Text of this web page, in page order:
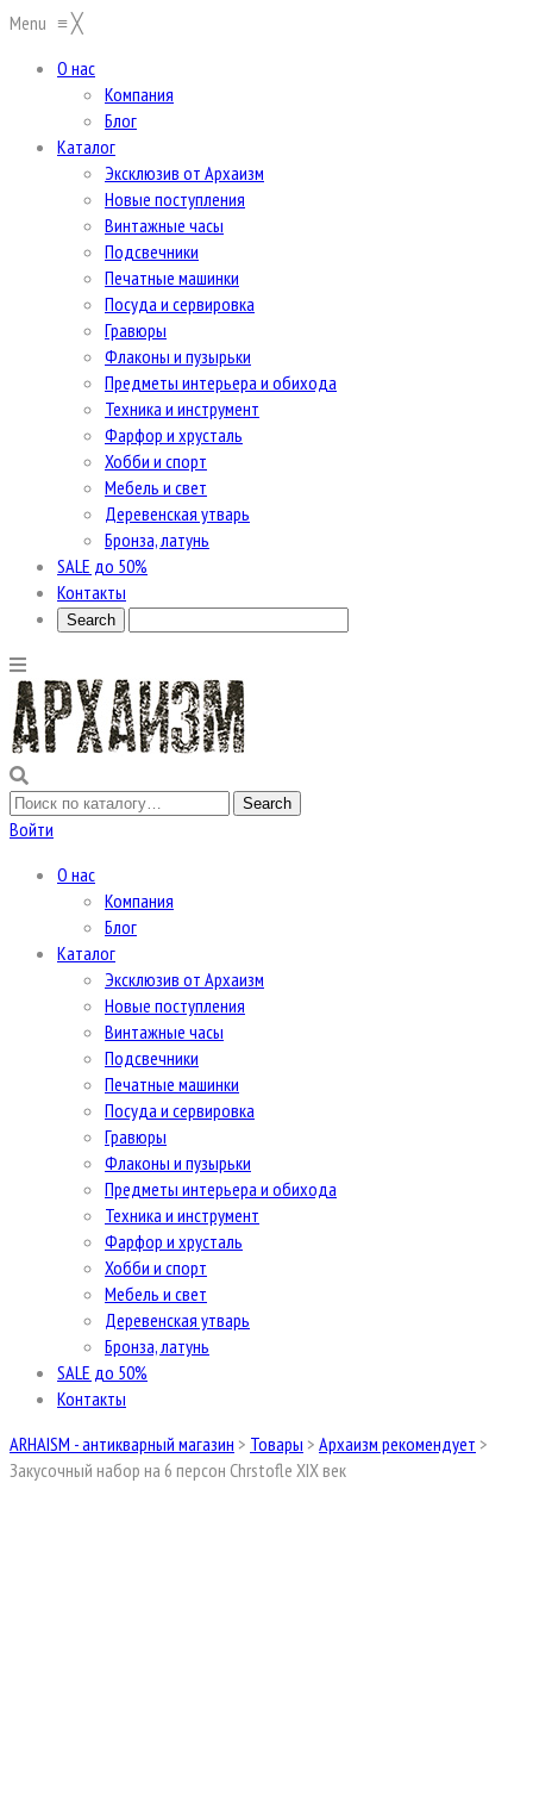
Menu ≡╳
О нас
Компания
Блог
Каталог
Эксклюзив от Архаизм
Новые поступления
Винтажные часы
Подсвечники
Печатные машинки
Посуда и сервировка
Гравюры
Флаконы и пузырьки
Предметы интерьера и обихода
Техника и инструмент
Фарфор и хрусталь
Хобби и спорт
Мебель и свет
Деревенская утварь
Бронза, латунь
SALE до 50%
Контакты
Войти
О нас
Компания
Блог
Каталог
Эксклюзив от Архаизм
Новые поступления
Винтажные часы
Подсвечники
Печатные машинки
Посуда и сервировка
Гравюры
Флаконы и пузырьки
Предметы интерьера и обихода
Техника и инструмент
Фарфор и хрусталь
Хобби и спорт
Мебель и свет
Деревенская утварь
Бронза, латунь
SALE до 50%
Контакты
ARHAISM - антикварный магазин > Товары > Архаизм рекомендует >
Закусочный набор на 6 персон Chrstofle XIX век